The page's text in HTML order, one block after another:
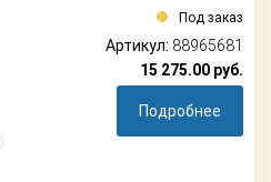
Под заказ
Артикул: 88965681
15 275.00 руб.
Подробнее